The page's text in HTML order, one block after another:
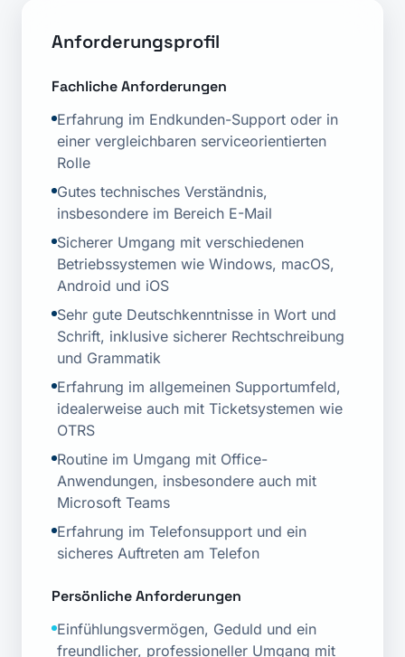
Anforderungsprofil
Fachliche Anforderungen
Erfahrung im Endkunden-Support oder in
einer vergleichbaren serviceorientierten
Rolle
Gutes technisches Verständnis,
insbesondere im Bereich E-Mail
Sicherer Umgang mit verschiedenen
Betriebssystemen wie Windows, macOS,
Android und iOS
Sehr gute Deutschkenntnisse in Wort und
Schrift, inklusive sicherer Rechtschreibung
und Grammatik
Erfahrung im allgemeinen Supportumfeld,
idealerweise auch mit Ticketsystemen wie
OTRS
Routine im Umgang mit Office-
Anwendungen, insbesondere auch mit
Microsoft Teams
Erfahrung im Telefonsupport und ein
sicheres Auftreten am Telefon
Persönliche Anforderungen
Einfühlungsvermögen, Geduld und ein
freundlicher, professioneller Umgang mit